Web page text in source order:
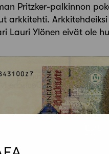
Pritzker-palkinnon
arkkitehti.
Lauri Ylönen eivät ole